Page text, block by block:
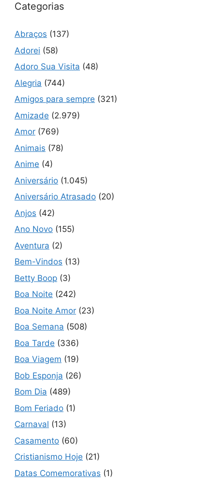
Categorias
Abraços (137)
Adorei (58)
Adoro Sua Visita (48)
Alegria (744)
Amigos para sempre (321)
Amizade (2.979)
Amor (769)
Animais (78)
Anime (4)
Aniversário (1.045)
Aniversário Atrasado (20)
Anjos (42)
Ano Novo (155)
Aventura (2)
Bem-Vindos (13)
Betty Boop (3)
Boa Noite (242)
Boa Noite Amor (23)
Boa Semana (508)
Boa Tarde (336)
Boa Viagem (19)
Bob Esponja (26)
Bom Dia (489)
Bom Feriado (1)
Carnaval (13)
Casamento (60)
Cristianismo Hoje (21)
Datas Comemorativas (1)